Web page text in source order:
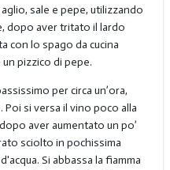
sale e pepe, utilizzando
dopo aver tritato il lardo
con lo spago da cucina
pizzico di pepe.
per circa un’ora,
si versa il vino poco alla
aver aumentato un po’
sciolto in pochissima
Si abbassa la fiamma